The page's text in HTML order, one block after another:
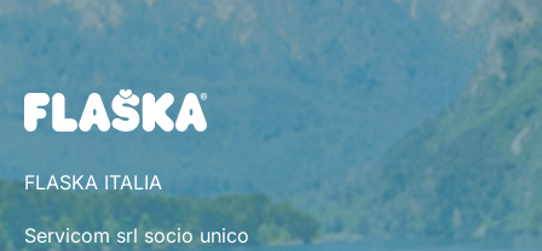
FLASKA ITALIA
Servicom srl socio unico